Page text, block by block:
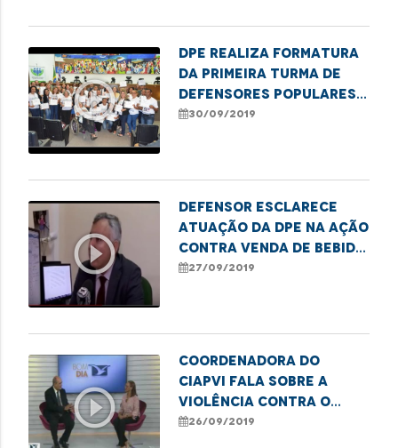
play_circle_outline
DPE realiza formatura
da primeira turma de
defensores populares
do Maranhão
30/09/2019
play_circle_outline
Defensor esclarece
atuação da DPE na ação
contra venda de bebida
alcoólica para
27/09/2019
play_circle_outline
Coordenadora do
Ciapvi fala sobre a
violência contra o
idoso
26/09/2019